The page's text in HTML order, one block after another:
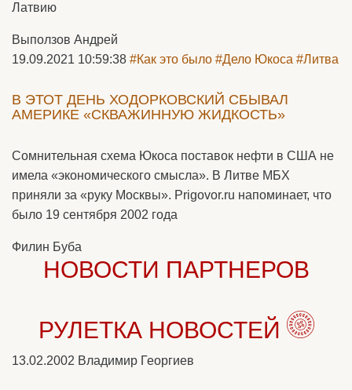
Латвию
Выползов Андрей
19.09.2021 10:59:38 #Как это было #Дело Юкоса #Литва
В ЭТОТ ДЕНЬ ХОДОРКОВСКИЙ СБЫВАЛ
АМЕРИКЕ «СКВАЖИННУЮ ЖИДКОСТЬ»
Сомнительная схема Юкоса поставок нефти в США не
имела «экономического смысла». В Литве МБХ
приняли за «руку Москвы». Prigovor.ru напоминает, что
было 19 сентября 2002 года
Филин Буба
НОВОСТИ ПАРТНЕРОВ
РУЛЕТКА НОВОСТЕЙ
13.02.2002 Владимир Георгиев